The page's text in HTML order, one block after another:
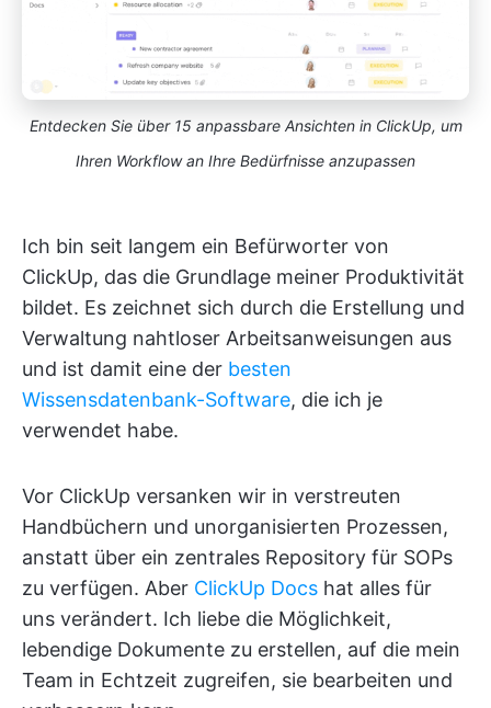
Entdecken Sie über 15 anpassbare Ansichten in ClickUp, um
Ihren Workflow an Ihre Bedürfnisse anzupassen
Ich bin seit langem ein Befürworter von
ClickUp, das die Grundlage meiner Produktivität
bildet. Es zeichnet sich durch die Erstellung und
Verwaltung nahtloser Arbeitsanweisungen aus
und ist damit eine der besten
Wissensdatenbank-Software, die ich je
verwendet habe.
Vor ClickUp versanken wir in verstreuten
Handbüchern und unorganisierten Prozessen,
anstatt über ein zentrales Repository für SOPs
zu verfügen. Aber ClickUp Docs hat alles für
uns verändert. Ich liebe die Möglichkeit,
lebendige Dokumente zu erstellen, auf die mein
Team in Echtzeit zugreifen, sie bearbeiten und